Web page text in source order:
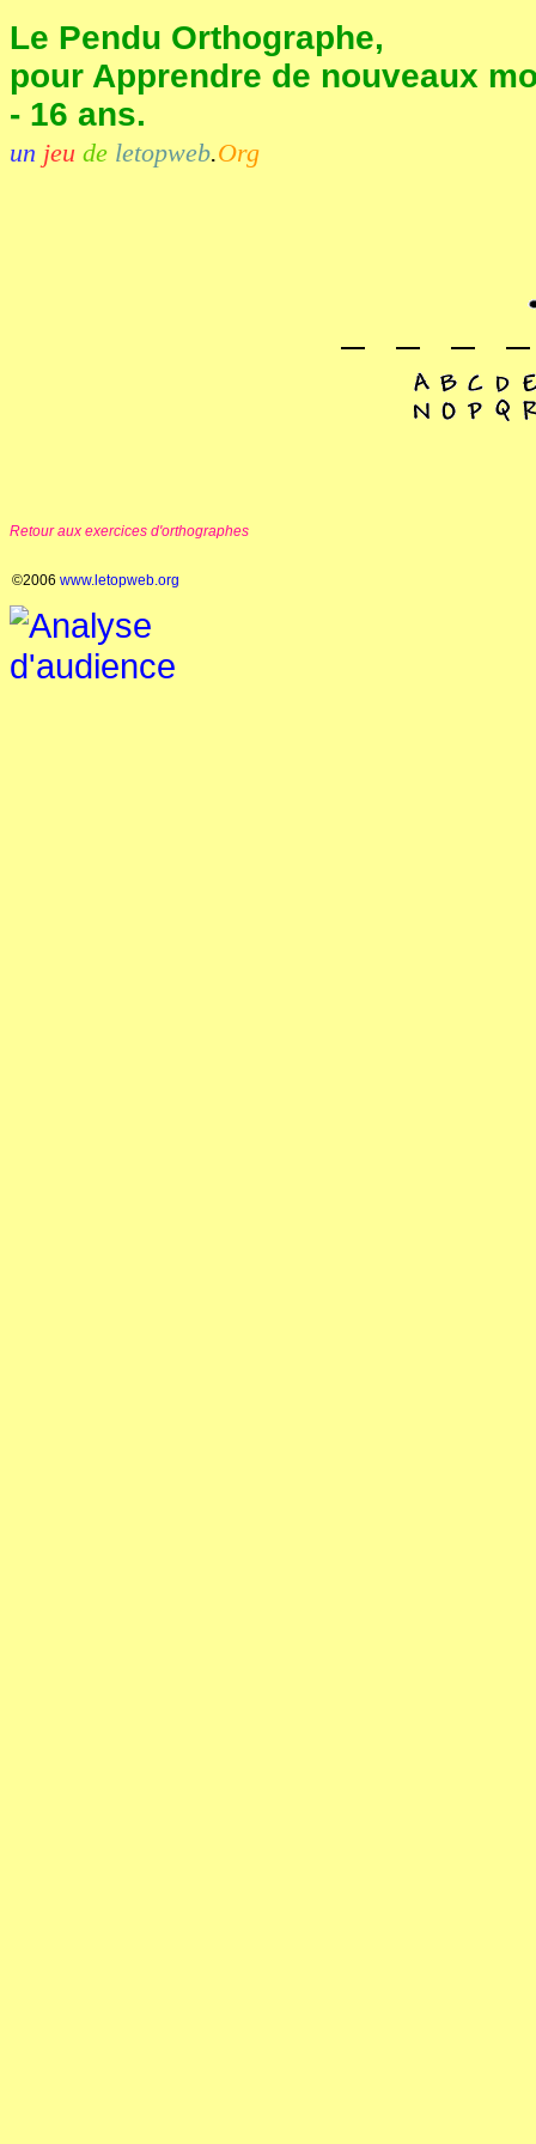
Le Pendu Orthographe,
pour Apprendre de nouveaux
- 16 ans.
un jeu de letopweb.Org
Retour aux exercices d'orthographes
©2006 www.letopweb.org